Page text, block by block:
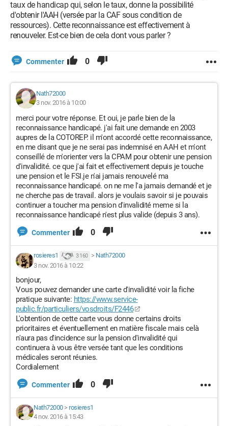
taux de handicap qui, selon le taux, donne la possibilité
d'obtenir l'AAH (versée par la CAF sous condition de
ressources). Cette reconnaissance est effectivement à
renouveler. Est-ce bien de cela dont vous parler ?
Commenter 0
Nath72000
3 nov. 2016 à 10:00
merci pour votre réponse. Et oui, je parle bien de la
reconnaissance handicapé. j'ai fait une demande en 2003
aupres de la COTOREP. il m'ont accordé cette reconnaissance,
en me disant que je ne serai pas indemnisé en AAH et m'ont
conseillé de m'orienter vers la CPAM pour obtenir une pension
d'invalidité. ce que j'ai fait et effectivement depuis je touche
une pension et le FSI.je n'ai jamais renouvelé ma
reconnaissance handicapé. on ne me l'a jamais demandé et je
ne cherche pas de travail. alors je voulais savoir si je pouvais
continuer a toucher ma pension d'invalidité meme si la
reconnaissance handicapé n'est plus valide (depuis 3 ans).
Commenter 0
rosieres1 3 160 > Nath72000
3 nov. 2016 à 10:22
bonjour,
Vous pouvez demander une carte d'invalidité voir la fiche
pratique suivante: https://www.service-
public.fr/particuliers/vosdroits/F2446
L'obtention de cette carte vous donne certains droits
prioritaires et éventuellement en matière fiscale mais celà
n'aura pas d'incidence sur la pension d'invalidité qui
continuera à vous être versée tant que les conditions
médicales seront réunies.
Cordialement
Commenter 0
Nath72000> rosieres1
4 nov. 2016 à 15:43